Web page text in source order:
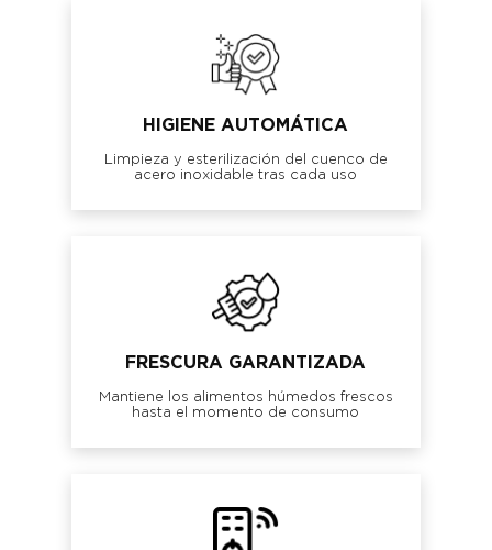
HIGIENE AUTOMÁTICA
Limpieza y esterilización del cuenco de
acero inoxidable tras cada uso
FRESCURA GARANTIZADA
Mantiene los alimentos húmedos frescos
hasta el momento de consumo